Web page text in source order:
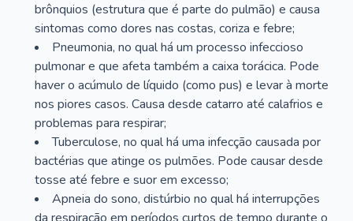
brônquios (estrutura que é parte do pulmão) e causa
sintomas como dores nas costas, coriza e febre;
Pneumonia, no qual há um processo infeccioso
pulmonar e que afeta também a caixa torácica. Pode
haver o acúmulo de líquido (como pus) e levar à morte
nos piores casos. Causa desde catarro até calafrios e
problemas para respirar;
Tuberculose, no qual há uma infecção causada por
bactérias que atinge os pulmões. Pode causar desde
tosse até febre e suor em excesso;
Apneia do sono, distúrbio no qual há interrupções